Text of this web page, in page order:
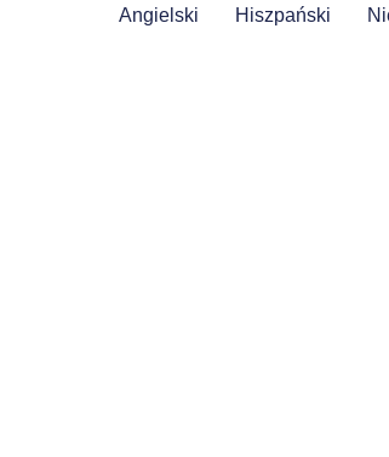
Angielski Hiszpański